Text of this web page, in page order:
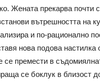
Жената прекарва почти
вътрешността на
и по-рационално
нова подова настилка
се премести в
се боклук в близост